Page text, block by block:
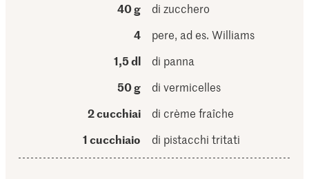
40 g
di zucchero
4
pere, ad es. Williams
1,5 dl
di panna
50 g
di vermicelles
2 cucchiai
di crème fraîche
1 cucchiaio
di pistacchi tritati